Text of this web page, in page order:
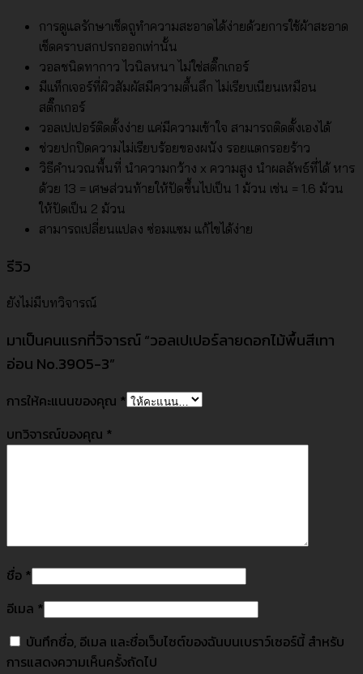
การดูแลรักษาเช็ดถูทำความสะอาดได้ง่ายด้วยการใช้ผ้าสะอาด
เช็ดคราบสกปรกออกเท่านั้น
วอลชนิดทากาว ไวนิลหนา ไม่ใช่สติ๊กเกอร์
มีแท็กเจอร์ที่ผิวสัมผัสมีความตื้นลึก ไม่เรียบเนียนเหมือน
สติ๊กเกอร์
วอลเปเปอร์ติดตั้งง่าย แค่มีความเข้าใจ สามารถติดตั้งเองได้
ช่วยปกปิดความไม่เรียบร้อยของผนัง รอยแตกรอยร้าว
วิธีคำนวณพื้นที่ นำความกว้าง x ความสูง นำผลลัพธ์ที่ได้ หาร
ด้วย 13 = เศษส่วนท้ายให้ปัดขึ้นไปเป็น 1 ม้วน เช่น = 1.6 ม้วน
ให้ปัดเป็น 2 ม้วน
สามารถเปลี่ยนแปลง ซ่อมแซม แก้ไขได้ง่าย
รีวิว
ยังไม่มีบทวิจารณ์
มาเป็นคนแรกที่วิจารณ์ “วอลเปเปอร์ลายดอกไม้พื้นสีเทา
อ่อน No.3905-3”
การให้คะแนนของคุณ *
บทวิจารณ์ของคุณ *
ชื่อ *
อีเมล *
บันทึกชื่อ, อีเมล และชื่อเว็บไซต์ของฉันบนเบราว์เซอร์นี้ สำหรับ
การแสดงความเห็นครั้งถัดไป